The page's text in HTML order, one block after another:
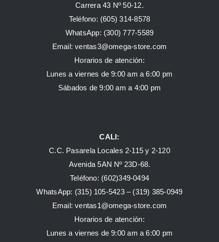
Carrera 43 Nº 50-12.
Teléfono: (605) 314-8578
WhatsApp: (300) 777-5589
Email: ventas3@omega-store.com
Horarios de atención:
Lunes a viernes de 9:00 am a 6:00 pm
Sábados de 9:00 am a 4:00 pm
CALI:
C.C. Pasarela Locales 2-115 y 2-120
Avenida 5AN Nº 23D-68.
Teléfono: (602)349-0494
WhatsApp: (315) 105-5423 – (319) 385-0949
Email:ventas1@omega-store.com
Horarios de atención:
Lunes a viernes de 9:00 am a 6:00 pm